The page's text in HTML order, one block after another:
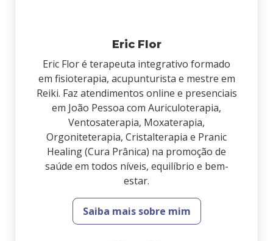
Eric Flor
Eric Flor é terapeuta integrativo formado
em fisioterapia, acupunturista e mestre em
Reiki. Faz atendimentos online e presenciais
em João Pessoa com Auriculoterapia,
Ventosaterapia, Moxaterapia,
Orgoniteterapia, Cristalterapia e Pranic
Healing (Cura Prânica) na promoção de
saúde em todos níveis, equilíbrio e bem-
estar.
Saiba mais sobre mim